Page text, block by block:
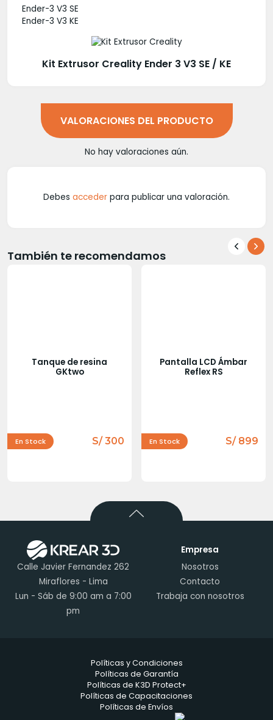
Ender-3 V3 SE
Ender-3 V3 KE
Kit Extrusor Creality Ender 3 V3 SE / KE
VALORACIONES DEL PRODUCTO
No hay valoraciones aún.
Debes acceder para publicar una valoración.
También te recomendamos
Tanque de resina
GKtwo
En Stock S/ 300
Pantalla LCD Ámbar
Reflex RS
En Stock S/ 899
Calle Javier Fernandez 262
Miraflores - Lima
Lun - Sáb de 9:00 am a 7:00
pm
Empresa
Nosotros
Contacto
Trabaja con nosotros
Políticas y Condiciones
Políticas de Garantía
Políticas de K3D Protect+
Políticas de Capacitaciones
Políticas de Envíos